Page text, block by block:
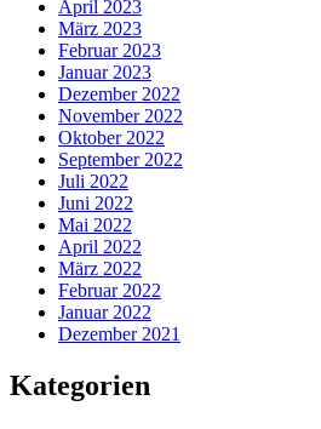
April 2023
März 2023
Februar 2023
Januar 2023
Dezember 2022
November 2022
Oktober 2022
September 2022
Juli 2022
Juni 2022
Mai 2022
April 2022
März 2022
Februar 2022
Januar 2022
Dezember 2021
Kategorien